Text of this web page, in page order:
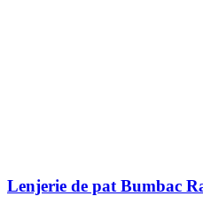
Lenjerie de pat Bumbac